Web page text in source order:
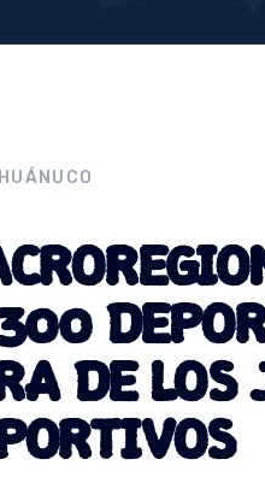
DE LOS